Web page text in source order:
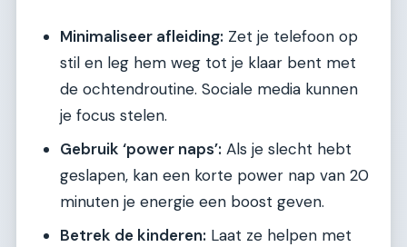
Minimaliseer afleiding: Zet je telefoon op
stil en leg hem weg tot je klaar bent met
de ochtendroutine. Sociale media kunnen
je focus stelen.
Gebruik ‘power naps’: Als je slecht hebt
geslapen, kan een korte power nap van 20
minuten je energie een boost geven.
Betrek de kinderen: Laat ze helpen met